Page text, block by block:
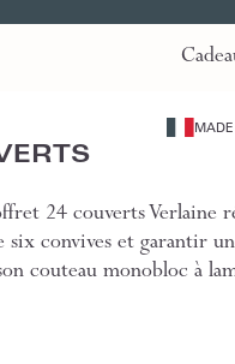
24 couverts Verlaine
six convives et garantir
couteau monobloc à